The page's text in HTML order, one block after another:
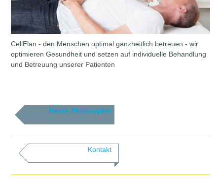
CellElan - den Menschen optimal ganzheitlich betreuen - wir
optimieren Gesundheit und setzen auf individuelle Behandlung
und Betreuung unserer Patienten
Meine Philosophie
Kontakt